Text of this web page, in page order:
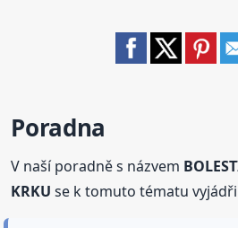
Poradna
V naší poradně s názvem
KRKU se k tomuto tématu